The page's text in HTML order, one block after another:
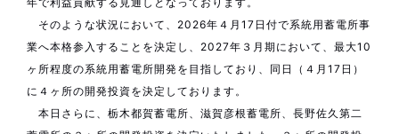
そのような状況において、2026年４月17日付で系統用蓄電所事
業へ本格参入することを決定し、2027年３月期において、最大10
ヶ所程度の系統用蓄電所開発を目指しており、同日（４月17日）
に４ヶ所の開発投資を決定しております。
本日さらに、栃木都賀蓄電所、滋賀彦根蓄電所、長野佐久第二